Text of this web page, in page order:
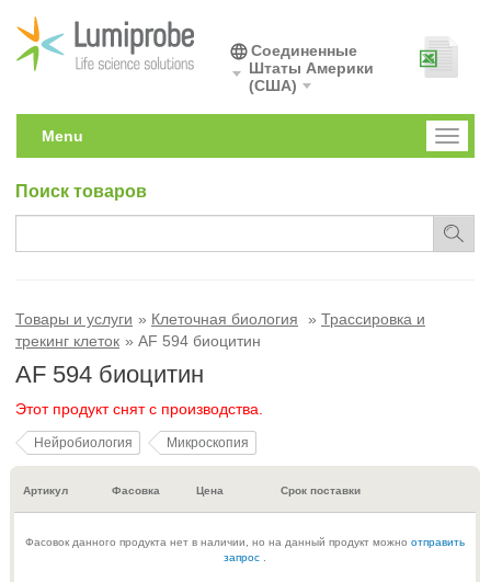
Соединенные
Штаты Америки
(США)
Toggle
Menu
Поиск товаров
Товары и услуги Клеточная биология
Трассировка и
трекинг клеток
AF 594 биоцитин
AF 594 биоцитин
Этот продукт снят с производства.
Нейробиология Микроскопия
Артикул Фасовка Цена Срок поставки
Фасовок данного продукта нет в наличии, но на данный продукт можно отправить
запрос .